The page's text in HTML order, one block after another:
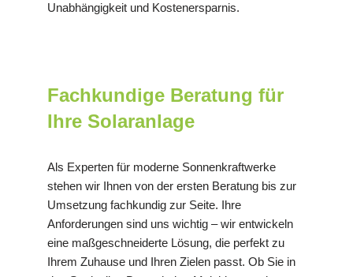
Unabhängigkeit und Kostenersparnis.
Fachkundige Beratung für
Ihre Solaranlage
Als Experten für moderne Sonnenkraftwerke
stehen wir Ihnen von der ersten Beratung bis zur
Umsetzung fachkundig zur Seite. Ihre
Anforderungen sind uns wichtig – wir entwickeln
eine maßgeschneiderte Lösung, die perfekt zu
Ihrem Zuhause und Ihren Zielen passt. Ob Sie in